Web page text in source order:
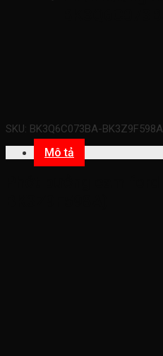
SKU: BK3Q6C073BA-BK3Z9F598A
Mô tả